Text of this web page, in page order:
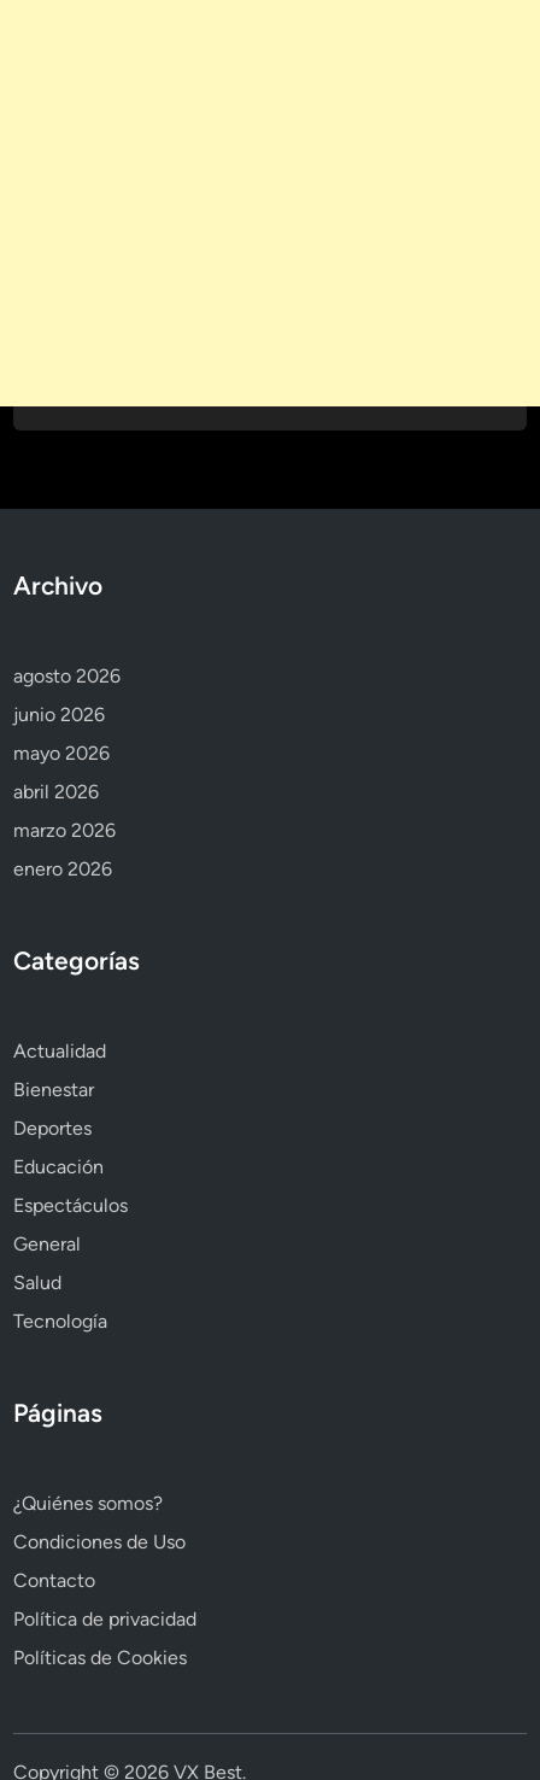
Archivo
agosto 2026
junio 2026
mayo 2026
abril 2026
marzo 2026
enero 2026
Categorías
Actualidad
Bienestar
Deportes
Educación
Espectáculos
General
Salud
Tecnología
Páginas
¿Quiénes somos?
Condiciones de Uso
Contacto
Política de privacidad
Políticas de Cookies
Copyright © 2026VX Best.